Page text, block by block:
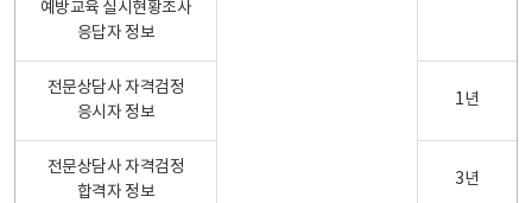
예방교육 실시현황조사
응답자 정보
전문상담사 자격검정
응시자 정보
1년
전문상담사 자격검정
합격자 정보
3년